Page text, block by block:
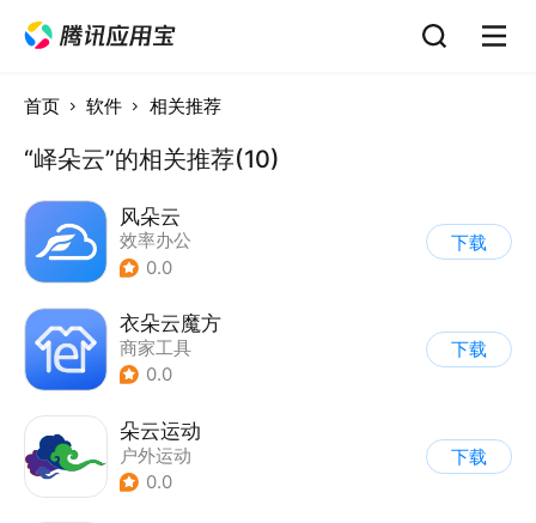
首页 软件 相关推荐
“峄朵云”的相关推荐(10)
风朵云
效率办公
0.0
下载
衣朵云魔方
商家工具
0.0
下载
朵云运动
户外运动
0.0
下载